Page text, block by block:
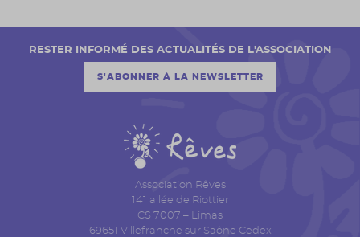
Association Rêves
141 allée de Riottier
CS 7007 – Limas
69651 Villefranche sur Saône Cedex
RESTER INFORMÉ DES ACTUALITÉS DE L'ASSOCIATION
S'ABONNER À LA NEWSLETTER